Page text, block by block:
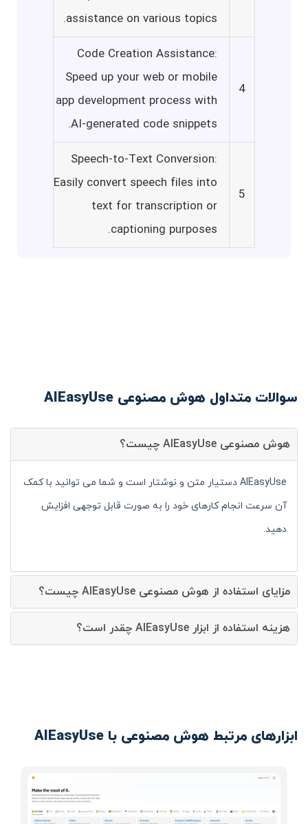
assistance on various topics.
4
Code Creation Assistance:
Speed up your web or mobile
app development process with
AI-generated code snippets.
5
Speech-to-Text Conversion:
Easily convert speech files into
text for transcription or
captioning purposes.
سوالات متداول هوش مصنوعی AIEasyUse
هوش مصنوعی AIEasyUse چیست؟
AIEasyUse دستیار متن و نوشتار است و شما می توانید با کمک
آن سرعت انجام کارهای خود را به صورت قابل توجهی افزایش
دهید.
مزایای استفاده از هوش مصنوعی AIEasyUse چیست؟
هزینه استفاده از ابزار AIEasyUse چقدر است؟
ابزارهای مرتبط هوش مصنوعی با AIEasyUse